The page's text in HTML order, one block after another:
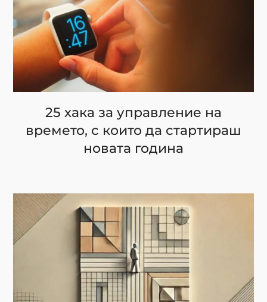
25 хака за управление на
времето, с които да стартираш
новата година